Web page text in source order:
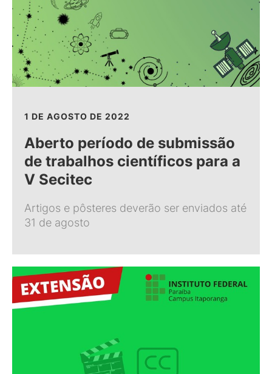
1 DE AGOSTO DE 2022
Aberto período de submissão
de trabalhos científicos para a
V Secitec
Artigos e pôsteres deverão ser enviados até
31 de agosto